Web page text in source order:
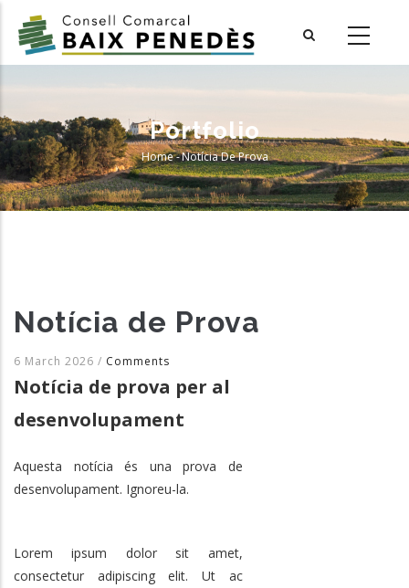
main
Portfolio
Breadcrumb
Home-Notícia De Prova
Notícia de Prova
6 March 2026 / Comments
Notícia de prova per al
desenvolupament
Aquesta notícia és una prova de
desenvolupament. Ignoreu-la.
Lorem ipsum dolor sit amet,
consectetur adipiscing elit. Ut ac